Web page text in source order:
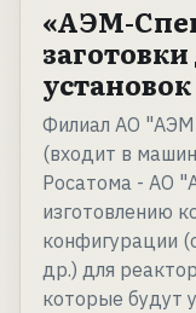
«АЭМ-
Филиал АО
(входит в
Росатома - АО
изготовлению
конфигурации
др.) для
которые будут